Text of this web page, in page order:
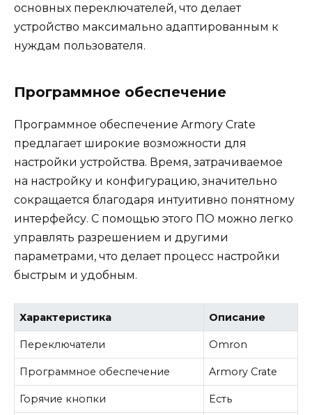
основных переключателей, что делает
устройство максимально адаптированным к
нуждам пользователя.
Программное обеспечение
Программное обеспечение Armory Crate
предлагает широкие возможности для
настройки устройства. Время, затрачиваемое
на настройку и конфигурацию, значительно
сокращается благодаря интуитивно понятному
интерфейсу. С помощью этого ПО можно легко
управлять разрешением и другими
параметрами, что делает процесс настройки
быстрым и удобным.
Характеристика Описание
Переключатели Omron
Программное обеспечение Armory Crate
Горячие кнопки Есть